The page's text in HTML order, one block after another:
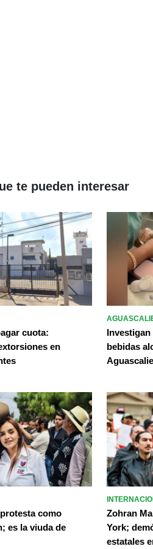
te pueden interesar
cuota:
en
bebidas
como
es la viuda de
Zohran
York;
estatales